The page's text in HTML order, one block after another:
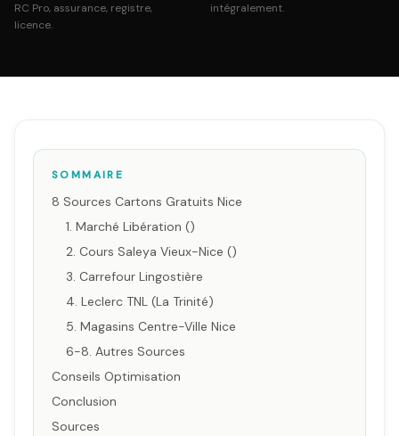
RC Pro, assurance, registre,
licence.
intégralement.
SOMMAIRE
8 Sources Cartons Gratuits Nice
1. Marché Libération ()
2. Cours Saleya Vieux-Nice ()
3. Carrefour Lingostière
4. Leclerc TNL (La Trinité)
5. Magasins Centre-Ville Nice
6-8. Autres Sources
Conseils Optimisation
Conclusion
Sources